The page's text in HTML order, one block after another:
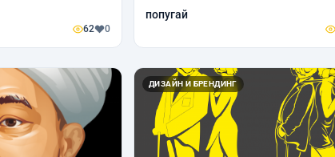
62 0
попугай
ДИЗАЙН И БРЕНДИНГ